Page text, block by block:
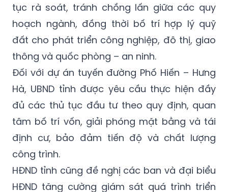
tục rà soát, tránh chồng lấn giữa các quy
hoạch ngành, đồng thời bố trí hợp lý quỹ
đất cho phát triển công nghiệp, đô thị, giao
thông và quốc phòng – an ninh.
Đối với dự án tuyến đường Phố Hiến – Hưng
Hà, UBND tỉnh được yêu cầu thực hiện đầy
đủ các thủ tục đầu tư theo quy định, quan
tâm bố trí vốn, giải phóng mặt bằng và tái
định cư, bảo đảm tiến độ và chất lượng
công trình.
HĐND tỉnh cũng đề nghị các ban và đại biểu
HĐND tăng cường giám sát quá trình triển